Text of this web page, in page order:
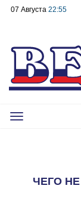
07 Августа 22:55
Toggle
ЧЕГО